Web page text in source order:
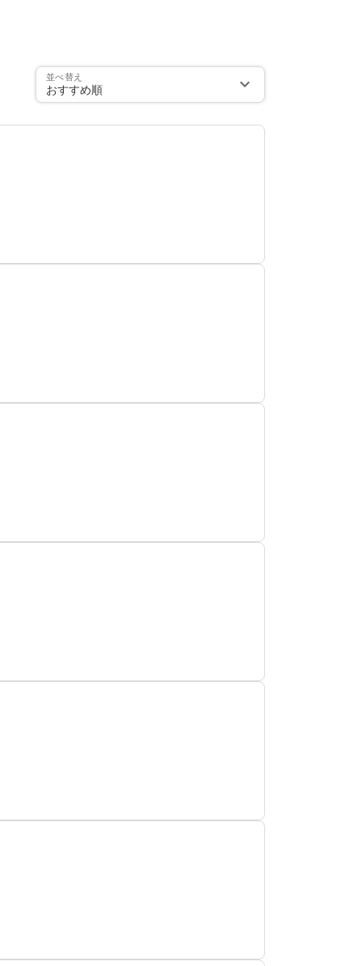
並べ替え
おすすめ順